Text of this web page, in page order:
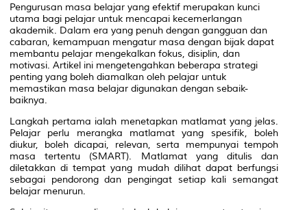
Pengurusan masa belajar yang efektif merupakan kunci
utama bagi pelajar untuk mencapai kecemerlangan
akademik. Dalam era yang penuh dengan gangguan dan
cabaran, kemampuan mengatur masa dengan bijak dapat
membantu pelajar mengekalkan fokus, disiplin, dan
motivasi. Artikel ini mengetengahkan beberapa strategi
penting yang boleh diamalkan oleh pelajar untuk
memastikan masa belajar digunakan dengan sebaik-
baiknya.
Langkah pertama ialah menetapkan matlamat yang jelas.
Pelajar perlu merangka matlamat yang spesifik, boleh
diukur, boleh dicapai, relevan, serta mempunyai tempoh
masa tertentu (SMART). Matlamat yang ditulis dan
diletakkan di tempat yang mudah dilihat dapat berfungsi
sebagai pendorong dan pengingat setiap kali semangat
belajar menurun.